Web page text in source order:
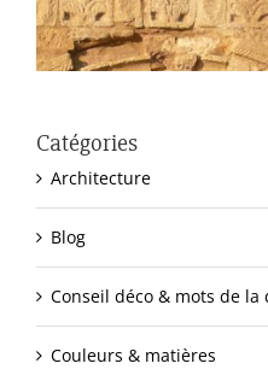
Catégories
Architecture
Blog
Conseil déco & mots de la
Couleurs & matières